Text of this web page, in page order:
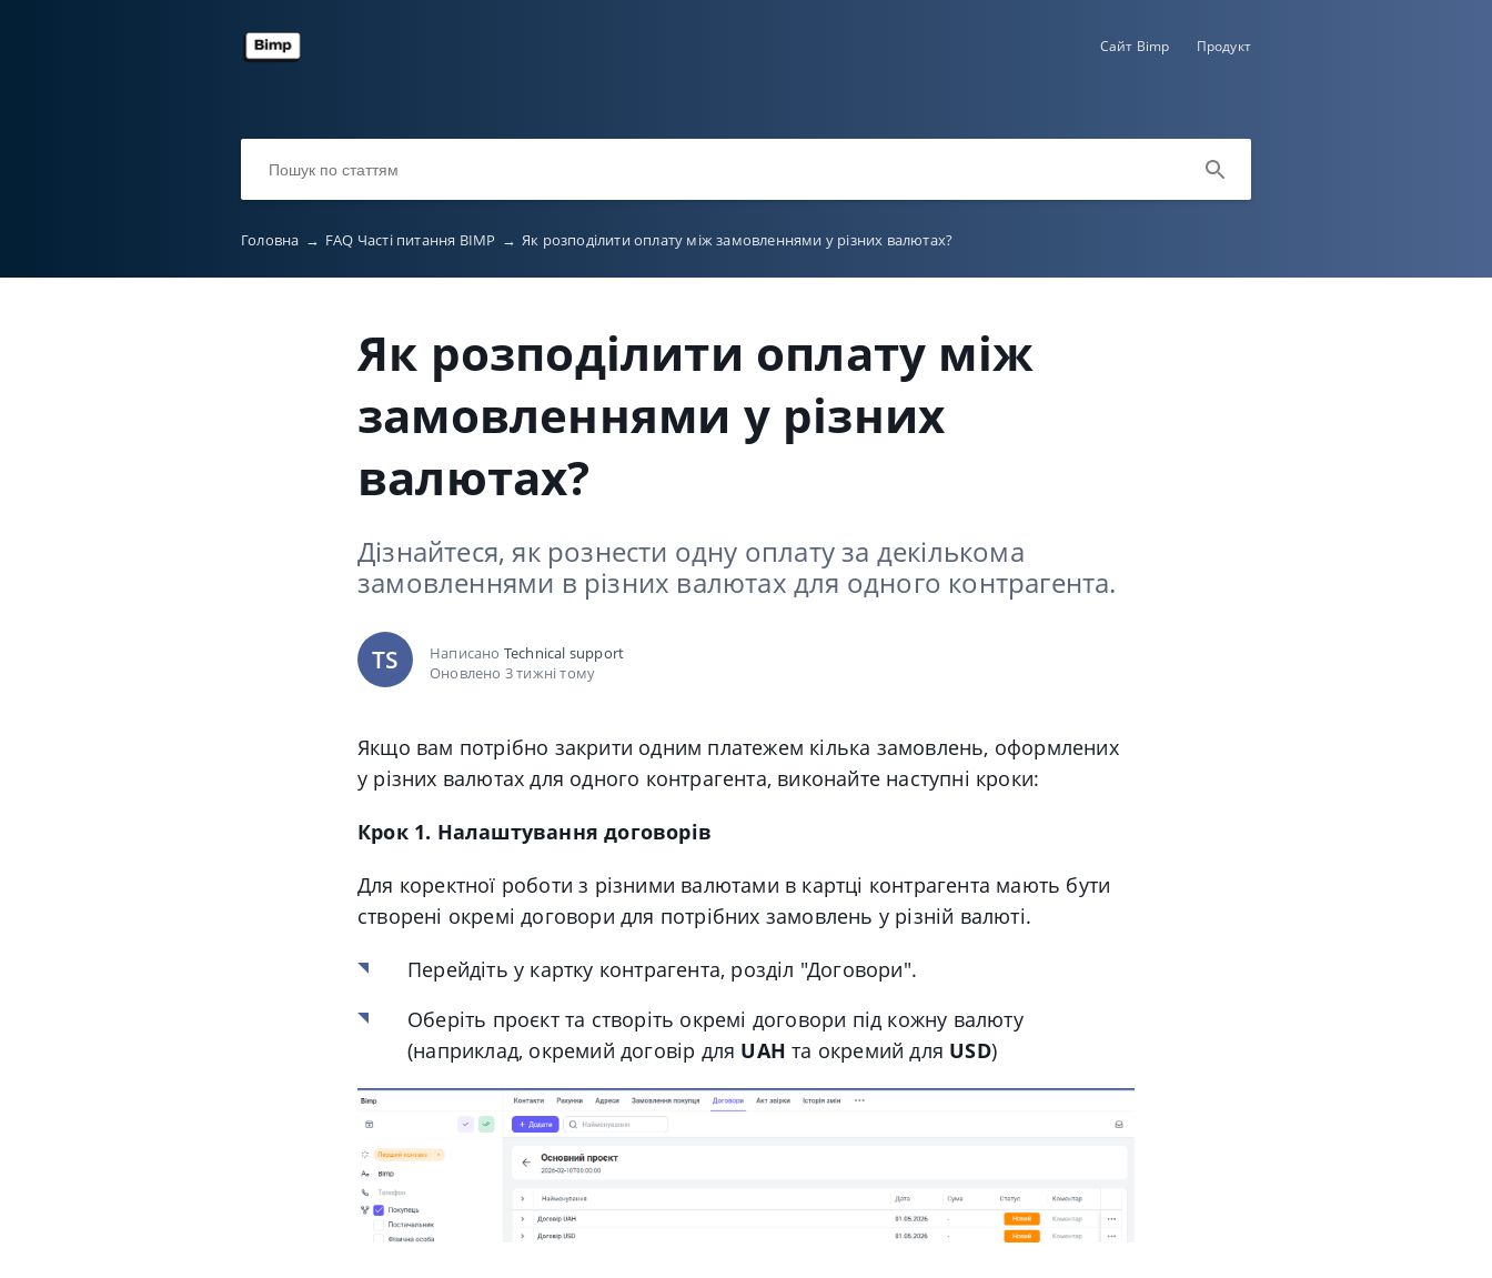
Сайт Bimp Продукт
Головна → FAQ Часті питання BIMP → Як розподілити оплату між замовленнями у різних валютах?
Як розподілити оплату між
замовленнями у різних
валютах?
Дізнайтеся, як рознести одну оплату за декількома
замовленнями в різних валютах для одного контрагента.
TS Написано Technical support
Оновлено 3 тижні тому
Якщо вам потрібно закрити одним платежем кілька замовлень, оформлених
у різних валютах для одного контрагента, виконайте наступні кроки:
Крок 1. Налаштування договорів
Для коректної роботи з різними валютами в картці контрагента мають бути
створені окремі договори для потрібних замовлень у різній валюті.
Перейдіть у картку контрагента, розділ "Договори".
Оберіть проєкт та створіть окремі договори під кожну валюту
(наприклад, окремий договір для UAH та окремий для USD)